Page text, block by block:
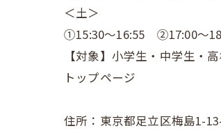
＜土＞
①15:30～16:55 ②17:00～
【対象】小学生・中学生・
トップページ
住所：東京都足立区梅島1-